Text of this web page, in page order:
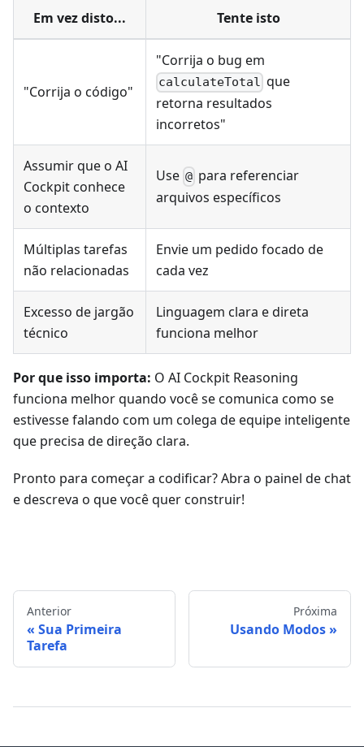
Em vez disto... Tente isto
"Corrija o código"
"Corrija o bug em
calculateTotal que
retorna resultados
incorretos"
Assumir que o AI
Cockpit conhece
o contexto
Use @ para referenciar
arquivos específicos
Múltiplas tarefas
não relacionadas
Envie um pedido focado de
cada vez
Excesso de jargão
técnico
Linguagem clara e direta
funciona melhor
Por que isso importa: O AI Cockpit Reasoning
funciona melhor quando você se comunica como se
estivesse falando com um colega de equipe inteligente
que precisa de direção clara.
Pronto para começar a codificar? Abra o painel de chat
e descreva o que você quer construir!
Anterior
Sua Primeira
Tarefa
Próxima
Usando Modos